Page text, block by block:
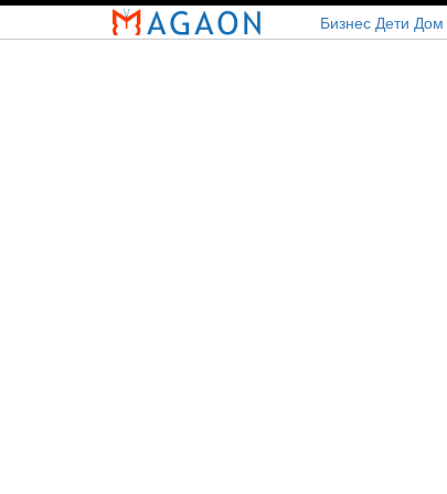
Перейти
Бизнес Дети Дом